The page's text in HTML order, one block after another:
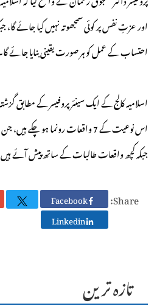
اور عزتِ نفس پر کوئی سمجھوتہ نہیں کیا جائے
احتساب کے عمل کو ہر صورت یقینی بنایا جائے
اسلامیہ کالج کے ایک سینئر پروفیسر کے مطابق
اس نوعیت کے 7 واقعات رونما ہو
جبکہ کچھ واقعات طالبات کے ساتھ پیش آئے
Share:
Linkedin
تازہ ترین